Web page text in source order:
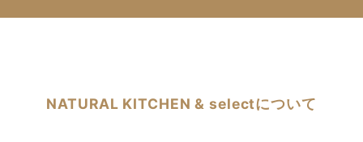
NATURAL KITCHEN & selectについて